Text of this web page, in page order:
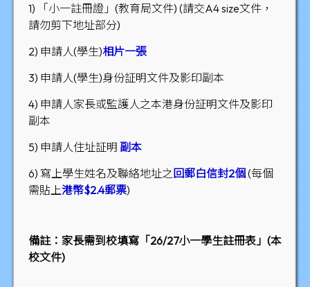
1) 「小一註冊證」(教育局文件) (請交A4 size文件，
請勿剪下地址部分)
2) 申請人(學生)相片一張
3) 申請人(學生)身份証明文件及影印副本
4) 申請人家長或監護人之本港身份証明文件及影印
副本
5) 申請人住址証明 副本
6) 寫上學生姓名及聯絡地址之回郵白信封2個(每個
需貼上港幣$2.4郵票)
備註：家長需到校填寫「26/27小一學生註冊表」(本
校文件)